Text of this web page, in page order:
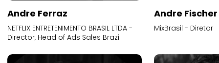
Andre Ferraz
NETFLIX ENTRETENIMENTO BRASIL LTDA -
Director, Head of Ads Sales Brazil
Andre Fischer
MixBrasil - Diretor